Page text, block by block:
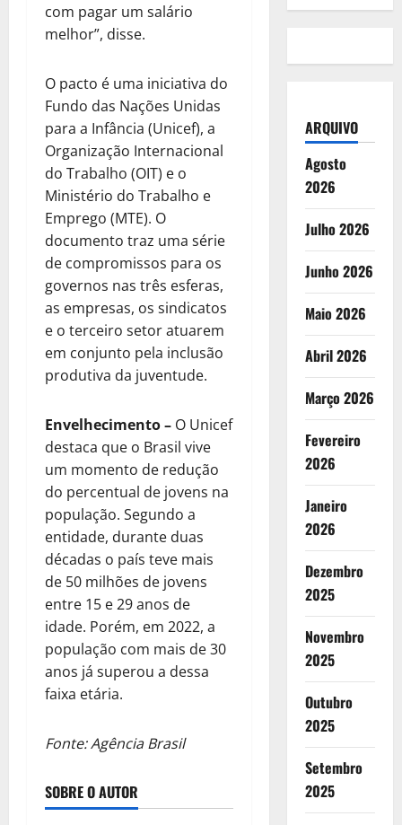
com pagar um salário
melhor”, disse.
O pacto é uma iniciativa do
Fundo das Nações Unidas
para a Infância (Unicef), a
Organização Internacional
do Trabalho (OIT) e o
Ministério do Trabalho e
Emprego (MTE). O
documento traz uma série
de compromissos para os
governos nas três esferas,
as empresas, os sindicatos
e o terceiro setor atuarem
em conjunto pela inclusão
produtiva da juventude.
Envelhecimento– O Unicef
destaca que o Brasil vive
um momento de redução
do percentual de jovens na
população. Segundo a
entidade, durante duas
décadas o país teve mais
de 50 milhões de jovens
entre 15 e 29 anos de
idade. Porém, em 2022, a
população com mais de 30
anos já superou a dessa
faixa etária.
Fonte: Agência Brasil
SOBRE O AUTOR
ARQUIVO
Agosto
2026
Julho 2026
Junho 2026
Maio 2026
Abril 2026
Março 2026
Fevereiro
2026
Janeiro
2026
Dezembro
2025
Novembro
2025
Outubro
2025
Setembro
2025